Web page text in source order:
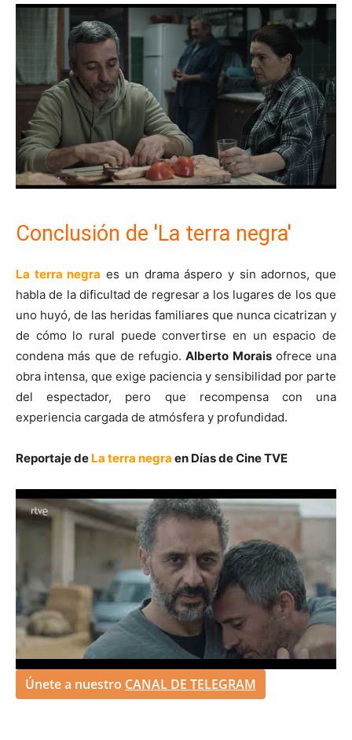
Conclusión de 'La terra negra'
La terra negra es un drama áspero y sin adornos, que
habla de la dificultad de regresar a los lugares de los que
uno huyó, de las heridas familiares que nunca cicatrizan y
de cómo lo rural puede convertirse en un espacio de
condena más que de refugio.Alberto Moraisofrece una
obra intensa, que exige paciencia y sensibilidad por parte
del espectador, pero que recompensa con una
experiencia cargada de atmósfera y profundidad.
Reportaje de La terra negra en Días de Cine TVE
Únete a nuestro CANAL DE TELEGRAM